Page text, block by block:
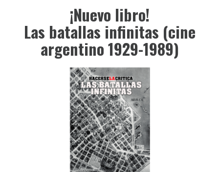
¡Nuevo libro!
Las batallas infinitas (cine
argentino 1929-1989)